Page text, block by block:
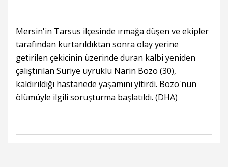
Mersin'in Tarsus ilçesinde ırmağa düşen ve ekipler
tarafından kurtarıldıktan sonra olay yerine
getirilen çekicinin üzerinde duran kalbi yeniden
çalıştırılan Suriye uyruklu Narin Bozo (30),
kaldırıldığı hastanede yaşamını yitirdi. Bozo'nun
ölümüyle ilgili soruşturma başlatıldı. (DHA)